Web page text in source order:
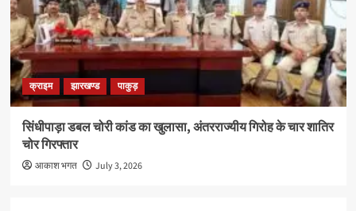
क्राइम झारखण्ड पाकुड़
सिंधीपाड़ा डबल चोरी कांड का खुलासा, अंतरराज्यीय गिरोह के चार शातिर
चोर गिरफ्तार
आकाश भगत July 3, 2026